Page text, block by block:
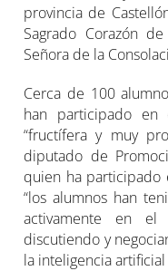
provincia de
Sagrado Corazón
Señora de la
Cerca de 100
han participado en
“fructífera y muy
diputado de
quien ha participado
“los alumnos han
activamente en el
discutiendo y
la inteligencia artificial